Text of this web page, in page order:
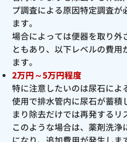
プ調査による原因特定調査が
ます。
場合によっては便器を取り外
ともあり、以下レベルの費用
ます。
2万円～5万円程度
特に注意したいのは尿石によ
使用で排水管内に尿石が蓄積
まり除去だけでは再発するリ
このような場合は、薬剤洗浄